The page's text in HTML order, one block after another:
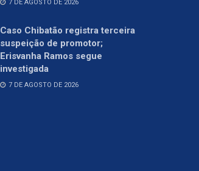
7 DE AGOSTO DE 2026
Caso Chibatão registra terceira
suspeição de promotor;
Erisvanha Ramos segue
investigada
7 DE AGOSTO DE 2026